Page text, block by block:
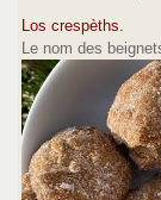
Los crespèths.
Le nom des